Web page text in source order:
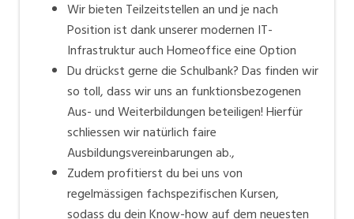
Wir bieten Teilzeitstellen an und je nach
Position ist dank unserer modernen IT-
Infrastruktur auch Homeoffice eine Option
Du drückst gerne die Schulbank? Das finden wir
so toll, dass wir uns an funktionsbezogenen
Aus- und Weiterbildungen beteiligen! Hierfür
schliessen wir natürlich faire
Ausbildungsvereinbarungen ab.,
Zudem profitierst du bei uns von
regelmässigen fachspezifischen Kursen,
sodass du dein Know-how auf dem neuesten